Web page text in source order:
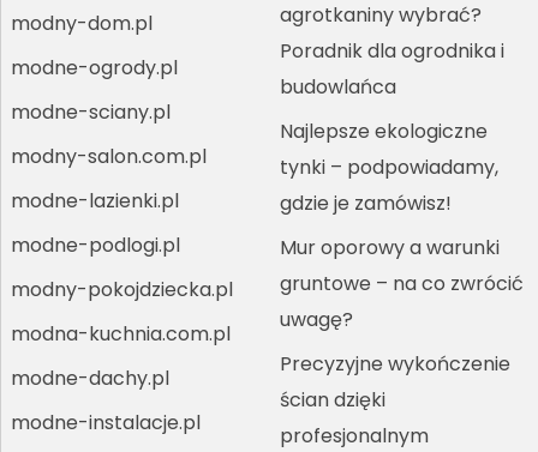
modny-dom.pl
modne-ogrody.pl
modne-sciany.pl
modny-salon.com.pl
modne-lazienki.pl
modne-podlogi.pl
modny-pokojdziecka.pl
modna-kuchnia.com.pl
modne-dachy.pl
modne-instalacje.pl
agrotkaniny wybrać?
Poradnik dla ogrodnika i
budowlańca
Najlepsze ekologiczne
tynki – podpowiadamy,
gdzie je zamówisz!
Mur oporowy a warunki
gruntowe – na co zwrócić
uwagę?
Precyzyjne wykończenie
ścian dzięki
profesjonalnym